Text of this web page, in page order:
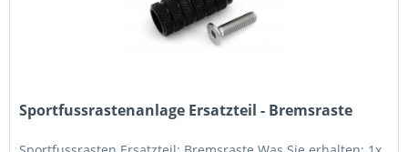
Sportfussrastenanlage Ersatzteil - Bremsraste